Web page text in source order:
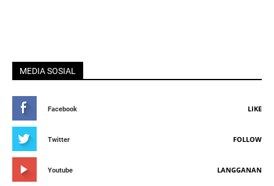
MEDIA SOSIAL
Facebook LIKE
Twitter FOLLOW
Youtube LANGGANAN